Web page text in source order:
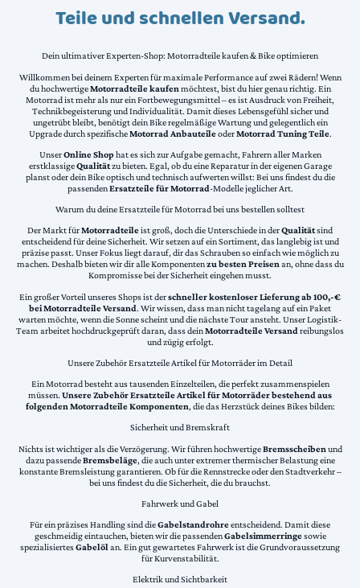
Teile und schnellen Versand.
Dein ultimativer Experten-Shop: Motorradteile kaufen & Bike optimieren
Willkommen bei deinem Experten für maximale Performance auf zwei Rädern! Wenn
du hochwertigeMotorradteile kaufen möchtest, bist du hier genau richtig. Ein
Motorrad ist mehr als nur ein Fortbewegungsmittel – es ist Ausdruck von Freiheit,
Technikbegeisterung und Individualität. Damit dieses Lebensgefühl sicher und
ungetrübt bleibt, benötigt dein Bike regelmäßige Wartung und gelegentlich ein
Upgrade durch spezifischeMotorrad AnbauteileoderMotorrad Tuning Teile.
UnserOnline Shophat es sich zur Aufgabe gemacht, Fahrern aller Marken
erstklassigeQualitätzu bieten. Egal, ob du eine Reparatur in der eigenen Garage
planst oder dein Bike optisch und technisch aufwerten willst: Bei uns findest du die
passendenErsatzteile für Motorrad-Modelle jeglicher Art.
Warum du deine Ersatzteile für Motorrad bei uns bestellen solltest
Der Markt fürMotorradteileist groß, doch die Unterschiede in derQualitätsind
entscheidend für deine Sicherheit. Wir setzen auf ein Sortiment, das langlebig ist und
präzise passt. Unser Fokus liegt darauf, dir das Schrauben so einfach wie möglich zu
machen. Deshalb bieten wir dir alle Komponentenzu besten Preisenan, ohne dass du
Kompromisse bei der Sicherheit eingehen musst.
Ein großer Vorteil unseres Shops ist derschneller kostenloser Lieferung ab 100,-€
bei Motorradteile Versand. Wir wissen, dass man nicht tagelang auf ein Paket
warten möchte, wenn die Sonne scheint und die nächste Tour ansteht. Unser Logistik-
Team arbeitet hochdruckgeprüft daran, dass deinMotorradteile Versand reibungslos
und zügig erfolgt.
Unsere Zubehör Ersatzteile Artikel für Motorräder im Detail
Ein Motorrad besteht aus tausenden Einzelteilen, die perfekt zusammenspielen
müssen. Unsere Zubehör Ersatzteile Artikel für Motorräder bestehend aus
folgenden Motorradteile Komponenten, die das Herzstück deines Bikes bilden:
Sicherheit und Bremskraft
Nichts ist wichtiger als die Verzögerung. Wir führen hochwertigeBremsscheiben und
dazu passendeBremsbeläge, die auch unter extremer thermischer Belastung eine
konstante Bremsleistung garantieren. Ob für die Rennstrecke oder den Stadtverkehr –
bei uns findest du die Sicherheit, die du brauchst.
Fahrwerk und Gabel
Für ein präzises Handling sind dieGabelstandrohreentscheidend. Damit diese
geschmeidig eintauchen, bieten wir die passendenGabelsimmerringesowie
spezialisiertesGabelölan. Ein gut gewartetes Fahrwerk ist die Grundvoraussetzung
für Kurvenstabilität.
Elektrik und Sichtbarkeit